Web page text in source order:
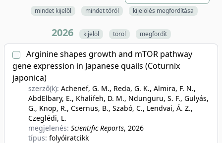
mindet kijelöl mindet töröl kijelölés megfordítása
2026 kijelöl töröl megfordít
Arginine shapes growth and mTOR pathway
gene expression in Japanese quails (Coturnix
japonica)
szerző(k): Achenef, G. M., Reda, G. K., Almira, F. N.,
AbdElbary, E., Khalifeh, D. M., Ndunguru, S. F., Gulyás,
G., Knop, R., Csernus, B., Szabó, C., Lendvai, Á. Z.,
Czeglédi, L.
megjelenés: Scientific Reports, 2026
típus: folyóiratcikk